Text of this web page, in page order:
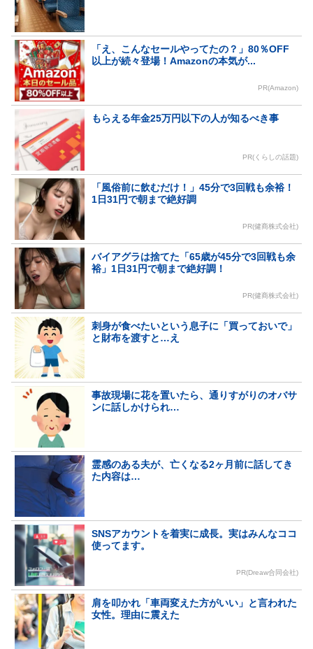
「え、こんなセールやってたの？」80％OFF
以上が続々登場！Amazonの本気が...
PR(Amazon)
もらえる年金25万円以下の人が知るべき事
PR(くらしの話題)
「風俗前に飲むだけ！」45分で3回戦も余裕！
1日31円で朝まで絶好調
PR(健商株式会社)
バイアグラは捨てた「65歳が45分で3回戦も余
裕」1日31円で朝まで絶好調！
PR(健商株式会社)
刺身が食べたいという息子に「買っておいで」
と財布を渡すと…え
事故現場に花を置いたら、通りすがりのオバサ
ンに話しかけられ…
霊感のある夫が、亡くなる2ヶ月前に話してき
た内容は…
SNSアカウントを着実に成長。実はみんなココ
使ってます。
PR(Dreaw合同会社)
肩を叩かれ「車両変えた方がいい」と言われた
女性。理由に震えた